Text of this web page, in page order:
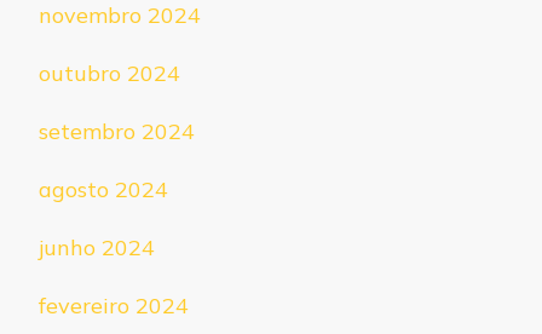
novembro 2024
outubro 2024
setembro 2024
agosto 2024
junho 2024
fevereiro 2024